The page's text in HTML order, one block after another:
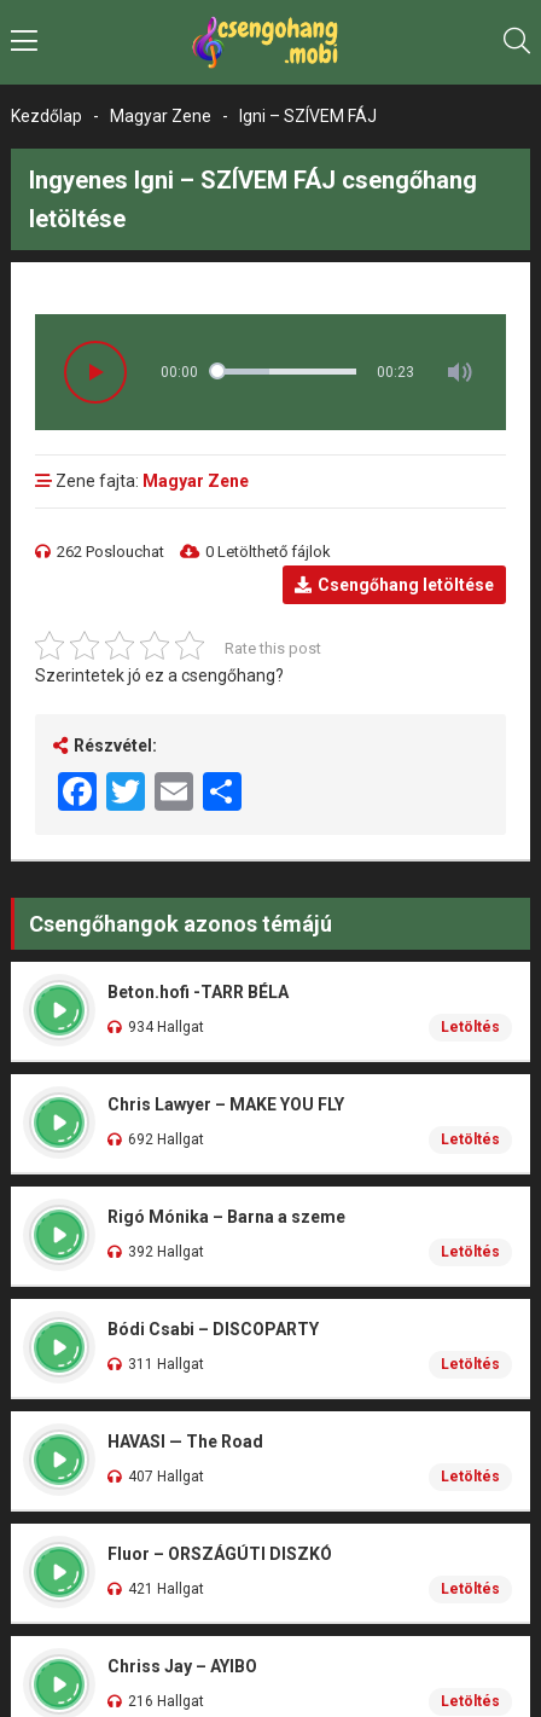
Kezdőlap - Magyar Zene - Igni – SZÍVEM FÁJ
Ingyenes Igni – SZÍVEM FÁJ csengőhang
letöltése
00:00 00:23
Zene fajta: Magyar Zene
262 Poslouchat 0 Letölthető fájlok
Csengőhang letöltése
Rate this post
Szerintetek jó ez a csengőhang?
Részvétel:
Facebook
Twitter
EmailShare
Csengőhangok azonos témájú
Beton.hofi -TARR BÉLA
934 Hallgat Letöltés
Chris Lawyer – MAKE YOU FLY
692 Hallgat Letöltés
Rigó Mónika – Barna a szeme
392 Hallgat Letöltés
Bódi Csabi – DISCOPARTY
311 Hallgat Letöltés
HAVASI — The Road
407 Hallgat Letöltés
Fluor – ORSZÁGÚTI DISZKÓ
421 Hallgat Letöltés
Chriss Jay – AYIBO
216 Hallgat Letöltés